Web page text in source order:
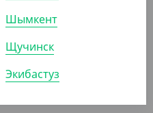
Шымкент
Щучинск
Экибастуз